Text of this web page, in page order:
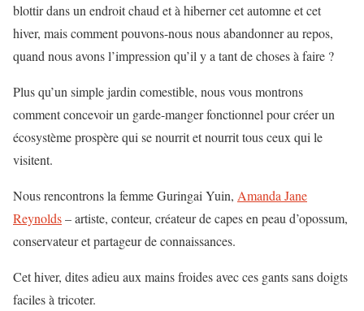
blottir dans un endroit chaud et à hiberner cet automne et cet
hiver, mais comment pouvons-nous nous abandonner au repos,
quand nous avons l’impression qu’il y a tant de choses à faire ?
Plus qu’un simple jardin comestible, nous vous montrons
comment concevoir un garde-manger fonctionnel pour créer un
écosystème prospère qui se nourrit et nourrit tous ceux qui le
visitent.
Nous rencontrons la femme Guringai Yuin, Amanda Jane
Reynolds– artiste, conteur, créateur de capes en peau d’opossum,
conservateur et partageur de connaissances.
Cet hiver, dites adieu aux mains froides avec ces gants sans doigts
faciles à tricoter.